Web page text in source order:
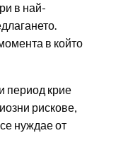
в най-
в който
период крие
рискове,
нуждае от